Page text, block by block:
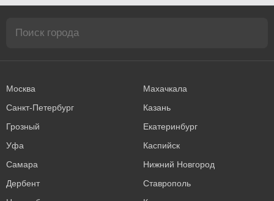
Москва
Махачкала
Санкт-Петербург
Казань
Грозный
Екатеринбург
Уфа
Каспийск
Самара
Нижний Новгород
Дербент
Ставрополь